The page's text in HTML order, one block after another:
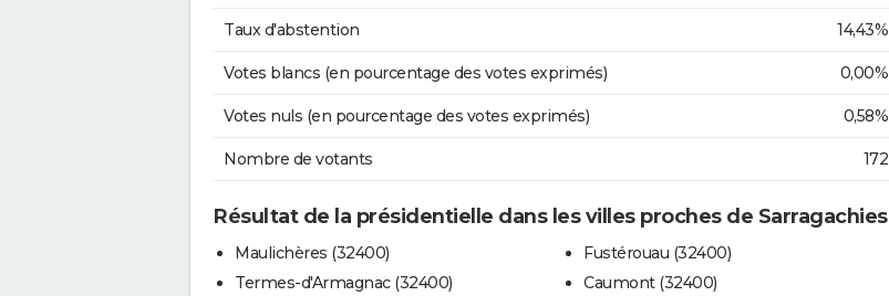
Taux d'abstention 14,43%
Votes blancs (en pourcentage des votes exprimés) 0,00%
Votes nuls (en pourcentage des votes exprimés) 0,58%
Nombre de votants 172
Résultat de la présidentielle dans les villes proches de Sarragachies
Maulichères (32400)
Termes-d'Armagnac (32400)
Fustérouau (32400)
Caumont (32400)